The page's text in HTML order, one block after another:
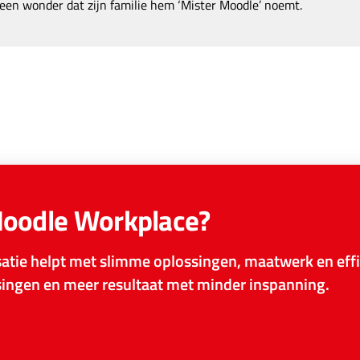
wonder dat zijn familie hem ‘Mister Moodle’ noemt.
Workplace?
helpt met slimme oplossingen, maatwerk en
en meer resultaat met minder inspanning.